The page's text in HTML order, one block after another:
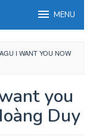
MENU
I WANT YOU NOW
you
Duy